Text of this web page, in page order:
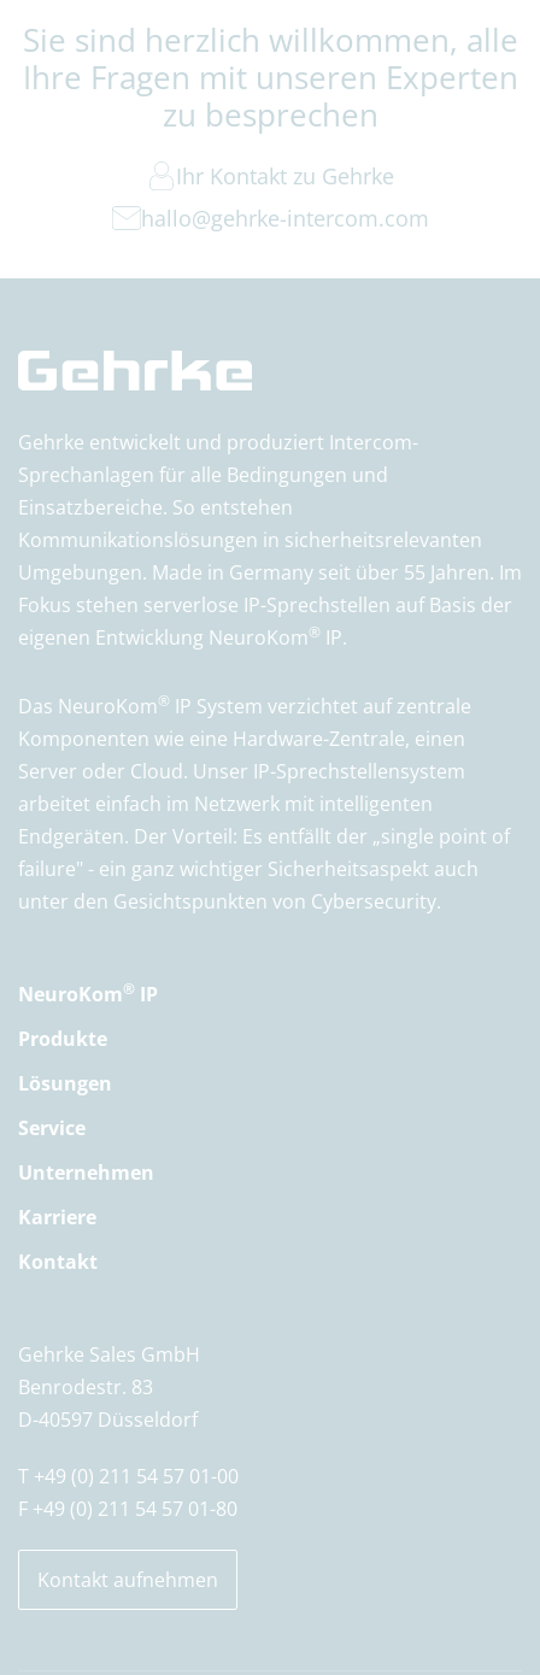
Kontaktinformationen
Sie sind herzlich willkommen, alle
Ihre Fragen mit unseren Experten
zu besprechen
Ihr Kontakt zu Gehrke
hallo@gehrke-intercom.com
Gehrke entwickelt und produziert Intercom-
Sprechanlagen für alle Bedingungen und
Einsatzbereiche. So entstehen
Kommunikationslösungen in sicherheitsrelevanten
Umgebungen. Made in Germany seit über 55 Jahren. Im
Fokus stehen serverlose IP-Sprechstellen auf Basis der
eigenen Entwicklung NeuroKom® IP.
Das NeuroKom® IP System verzichtet auf zentrale
Komponenten wie eine Hardware-Zentrale, einen
Server oder Cloud. Unser IP-Sprechstellensystem
arbeitet einfach im Netzwerk mit intelligenten
Endgeräten. Der Vorteil: Es entfällt der „single point of
failure" - ein ganz wichtiger Sicherheitsaspekt auch
unter den Gesichtspunkten von Cybersecurity.
NeuroKom® IP
Produkte
Lösungen
Service
Unternehmen
Karriere
Kontakt
Gehrke Sales GmbH
Benrodestr. 83
D-40597 Düsseldorf
T +49 (0) 211 54 57 01-00
F +49 (0) 211 54 57 01-80
Kontakt aufnehmen